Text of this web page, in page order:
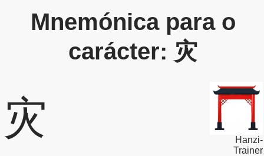
Mnemónica para o
carácter: 灾
灾
Hanzi-
Trainer